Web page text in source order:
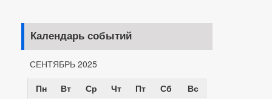
Календарь событий
СЕНТЯБРЬ 2025
Пн
Вт Ср Чт Пт Сб Вс